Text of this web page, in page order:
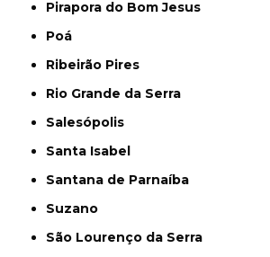
Pirapora do Bom Jesus
Poá
Ribeirão Pires
Rio Grande da Serra
Salesópolis
Santa Isabel
Santana de Parnaíba
Suzano
São Lourenço da Serra